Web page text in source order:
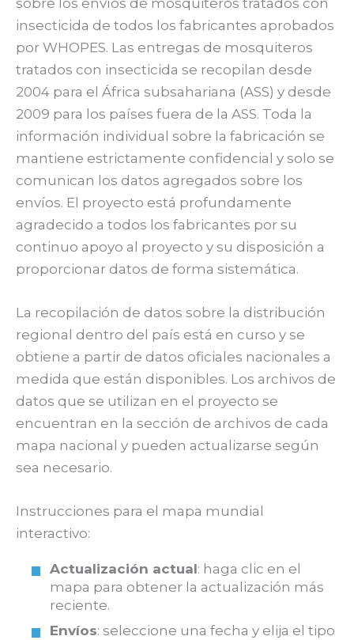
sobre los envíos de mosquiteros tratados con
insecticida de todos los fabricantes aprobados
por WHOPES. Las entregas de mosquiteros
tratados con insecticida se recopilan desde
2004 para el África subsahariana (ASS) y desde
2009 para los países fuera de la ASS. Toda la
información individual sobre la fabricación se
mantiene estrictamente confidencial y solo se
comunican los datos agregados sobre los
envíos. El proyecto está profundamente
agradecido a todos los fabricantes por su
continuo apoyo al proyecto y su disposición a
proporcionar datos de forma sistemática.
La recopilación de datos sobre la distribución
regional dentro del país está en curso y se
obtiene a partir de datos oficiales nacionales a
medida que están disponibles. Los archivos de
datos que se utilizan en el proyecto se
encuentran en la sección de archivos de cada
mapa nacional y pueden actualizarse según
sea necesario.
Instrucciones para el mapa mundial
interactivo:
Actualización actual: haga clic en el
mapa para obtener la actualización más
reciente.
Envíos: seleccione una fecha y elija el tipo